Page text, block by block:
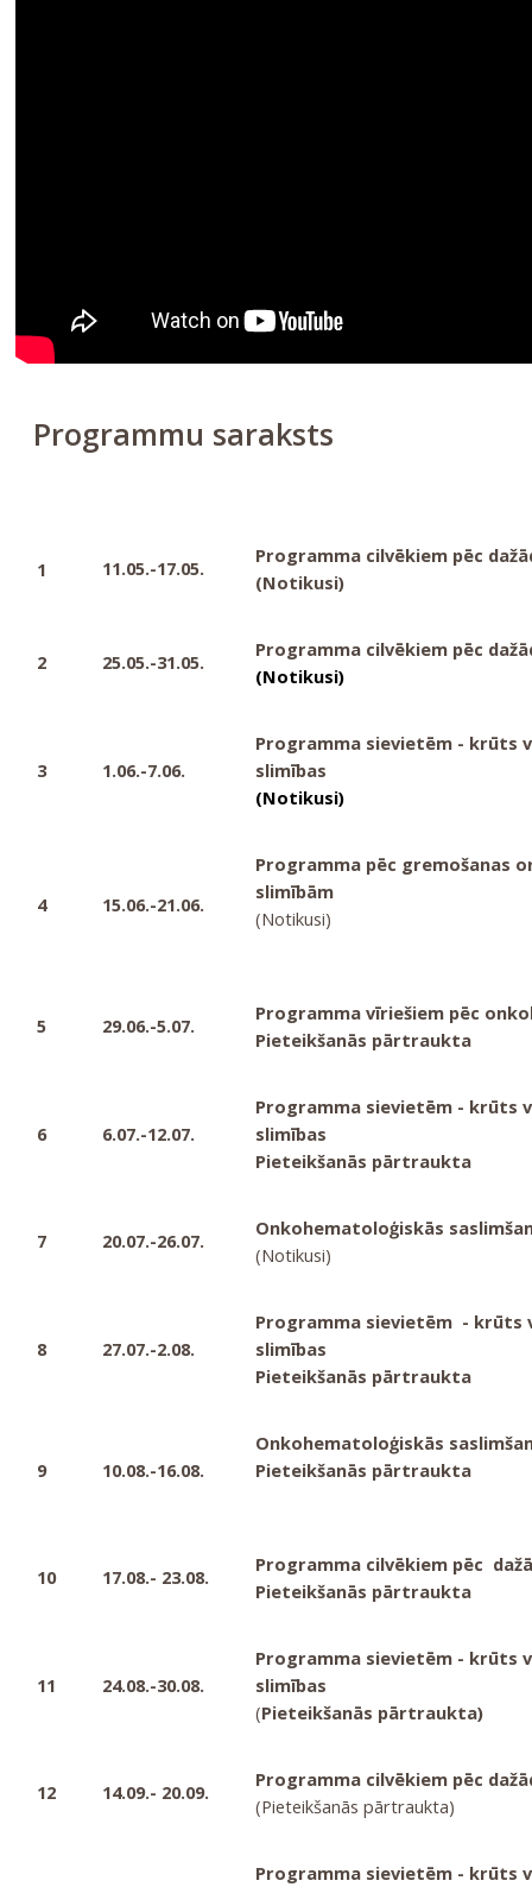
Programmu saraksts
1 11.05.-17.05.
Programma cilvēkiem pēc
(Notikusi)
2 25.05.-31.05.
Programma cilvēkiem pēc
(Notikusi)
3 1.06.-7.06.
Programma sievietēm - krūts
slimības
(Notikusi)
4 15.06.-21.06.
Programma pēc gremošanas
slimībām
(Notikusi)
5 29.06.-5.07.
Programma vīriešiem pēc
Pieteikšanās pārtraukta
6 6.07.-12.07.
Programma sievietēm - krūts
slimības
Pieteikšanās pārtraukta
7 20.07.-26.07.
Onkohematoloģiskās
(Notikusi)
8 27.07.-2.08.
Programma sievietēm - krūts
slimības
Pieteikšanās pārtraukta
9 10.08.-16.08.
Onkohematoloģiskās
Pieteikšanās pārtraukta
10 17.08.- 23.08.
Programma cilvēkiem pēc
Pieteikšanās pārtraukta
11 24.08.-30.08.
Programma sievietēm - krūts
slimības
(Pieteikšanās pārtraukta)
12 14.09.- 20.09.
Programma cilvēkiem pēc
(Pieteikšanās pārtraukta)
Programma sievietēm - krūts